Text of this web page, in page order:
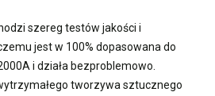
szereg testów jakości i
jest w 100% dopasowana do
i działa bezproblemowo.
tworzywa sztucznego